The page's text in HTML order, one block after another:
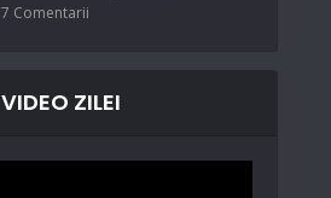
7 Comentarii
VIDEO ZILEI